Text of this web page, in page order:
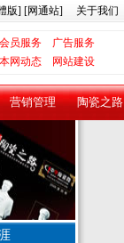
版] [网通站] 关于我们
会员服务
广告服务
本网动态 网站建设
营销管理 陶瓷之路